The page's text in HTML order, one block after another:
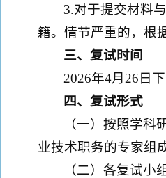
3.对于提交材料
籍。情节严重的，根
三、复试时间
2026年4月26日
四、复试形式
（一）按照学
业技术职务的专家组
（二）各复试